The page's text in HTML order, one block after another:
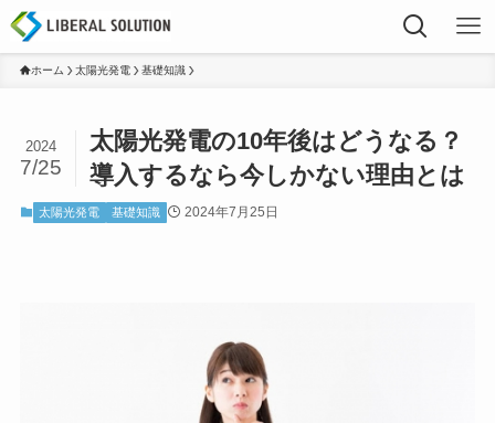
ホーム 太陽光発電 基礎知識
太陽光発電の10年後はどうなる？
導入するなら今しかない理由とは
2024
7/25
太陽光発電 基礎知識 2024年7月25日